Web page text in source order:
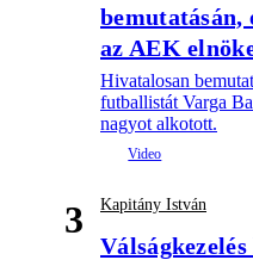
az AEK
Hivatalosan
futballistát Varga
nagyot alkotott.
3 Kapitány István